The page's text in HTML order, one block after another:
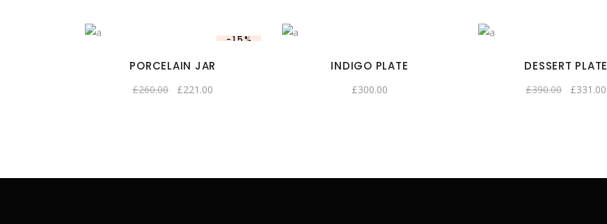
-15%
PORCELAIN JAR
£260.00 £221.00
INDIGO PLATE
£300.00
DESSERT PLATE
£390.00 £331.00